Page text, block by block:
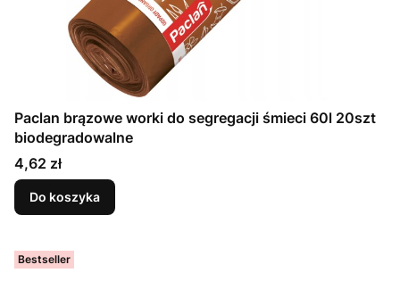
Paclan brązowe worki do segregacji śmieci 60l 20szt
biodegradowalne
Cena
4,62 zł
Do koszyka
Bestseller